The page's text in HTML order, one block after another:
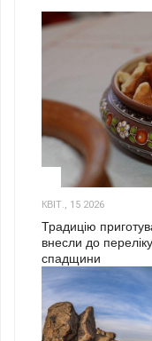
КВІТ., 15 2026
Традицію
внесли до
спадщини